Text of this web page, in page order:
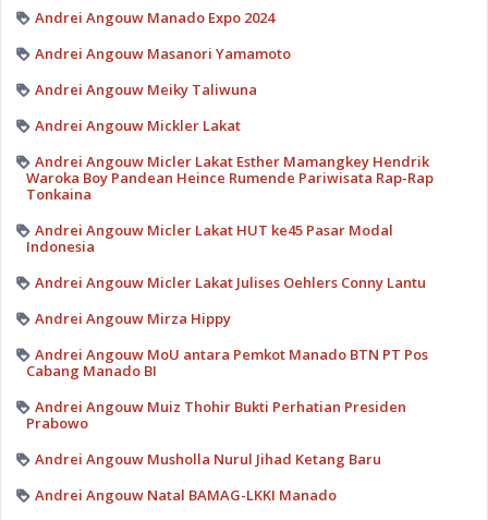
Andrei Angouw Manado Expo 2024
Andrei Angouw Masanori Yamamoto
Andrei Angouw Meiky Taliwuna
Andrei Angouw Mickler Lakat
Andrei Angouw Micler Lakat Esther Mamangkey Hendrik
Waroka Boy Pandean Heince Rumende Pariwisata Rap-Rap
Tonkaina
Andrei Angouw Micler Lakat HUT ke45 Pasar Modal
Indonesia
Andrei Angouw Micler Lakat Julises Oehlers Conny Lantu
Andrei Angouw Mirza Hippy
Andrei Angouw MoU antara Pemkot Manado BTN PT Pos
Cabang Manado BI
Andrei Angouw Muiz Thohir Bukti Perhatian Presiden
Prabowo
Andrei Angouw Musholla Nurul Jihad Ketang Baru
Andrei Angouw Natal BAMAG-LKKI Manado